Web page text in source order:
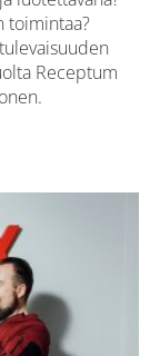
toimintaa?
Receptum